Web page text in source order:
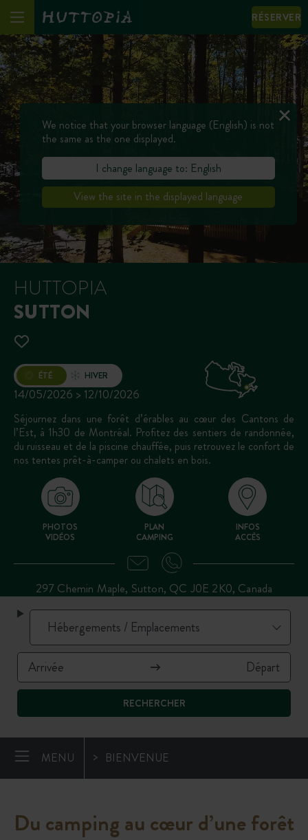
RÉSERVER
RECHERCHER
HUTTOPIA
SUTTON
Ouverture
14/05/2026 > 12/10/2026
HIVER
ÉTÉ
Séjournez dans une forêt d’érables au cœur des Cantons de
l’Est, à 1h30 de Montréal. Profitez des sentiers de randonnée,
du ruisseau et de la piscine chauffée, puis retrouvez le confort de
nos tentes prêt-à-camper ou chalets en bois.
PHOTOS
VIDÉOS
PLAN
CAMPING
INFOS
ACCÈS
297 Chemin Maple, Sutton, QC J0E 2K0, Canada
MENU BIENVENUE
Du camping au cœur d’une forêt
We notice that your browser language (English) is not
the same as the one displayed.
I change language to: English
View the site in the displayed language